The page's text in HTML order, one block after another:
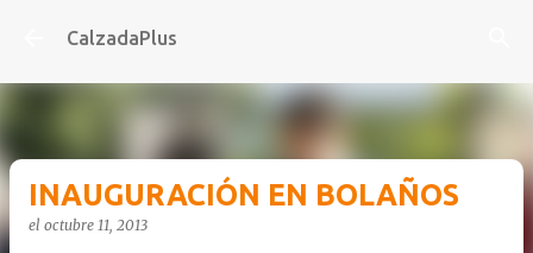
Ir al contenido principal
CalzadaPlus
INAUGURACIÓN EN BOLAÑOS
el octubre 11, 2013